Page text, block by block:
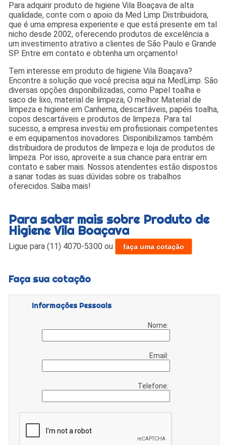
Para adquirir produto de higiene Vila Boaçava de alta
qualidade, conte com o apoio da Med Limp Distribuidora,
que é uma empresa experiente e que está presente em tal
nicho desde 2002, oferecendo produtos de excelência a
um investimento atrativo a clientes de São Paulo e Grande
SP. Entre em contato e obtenha um orçamento!
Tem interesse em produto de higiene Vila Boaçava?
Encontre a solução que você precisa aqui na MedLimp. São
diversas opções disponibilizadas, como Papel toalha e
saco de lixo, material de limpeza, O melhor Material de
limpeza e higiene em Canhema, descartáveis, papéis toalha,
copos descartáveis e produtos de limpeza. Para tal
sucesso, a empresa investiu em profissionais competentes
e em equipamentos inovadores. Disponibilizamos também
distribuidora de produtos de limpeza e loja de produtos de
limpeza. Por isso, aproveite a sua chance para entrar em
contato e saber mais. Nossos atendentes estão dispostos
a sanar todas as suas dúvidas sobre os trabalhos
oferecidos. Saiba mais!
Para saber mais sobre Produto de
Higiene Vila Boaçava
Ligue para(11) 4070-5300 ou faça uma cotação
Faça sua cotação
Informações Pessoais
Nome:
Email:
Telefone: